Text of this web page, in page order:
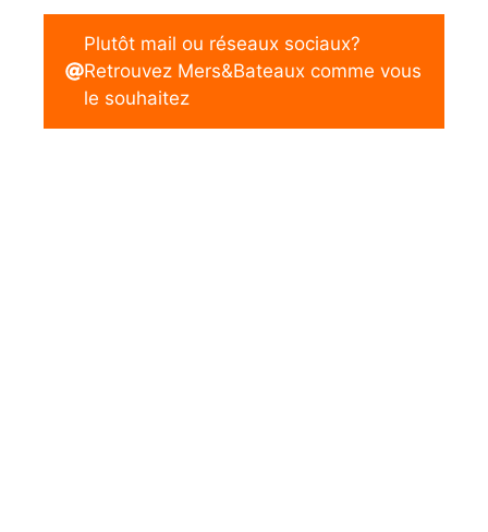
Plutôt mail ou réseaux sociaux?
Retrouvez Mers&Bateaux comme vous
le souhaitez